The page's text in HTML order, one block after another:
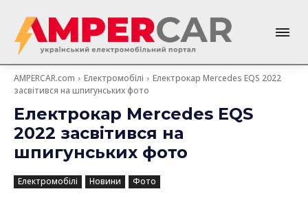
AMPERCAR.com Електромобілі
Електрокар Mercedes EQS 2022
засвітився на шпигунських фото
Електрокар Mercedes EQS
2022 засвітився на
шпигунських фото
Електромобілі Новини Фото